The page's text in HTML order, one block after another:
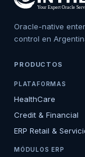
Oracle-native
control en
PRODUCTOS
PLATAFORMAS
HealthCare
Credit & Financial
ERP Retail &
MÓDULOS ERP